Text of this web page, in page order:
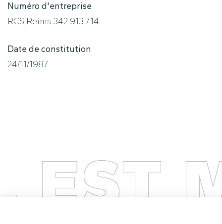
Numéro d'entreprise
RCS Reims 342.913.714
Date de constitution
24/11/1987
EST